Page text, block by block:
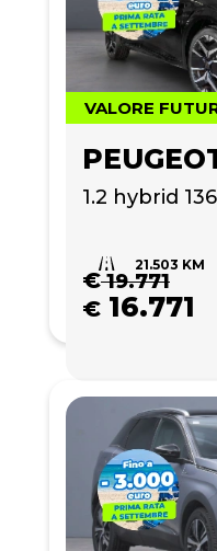
VALORE
1.2 hybrid
21.503 KM
€19.771
€ 16.771